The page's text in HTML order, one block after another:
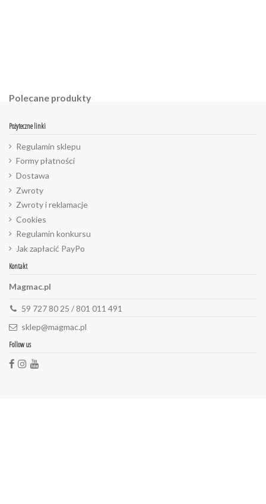
Polecane produkty
Pożyteczne linki
Regulamin sklepu
Formy płatności
Dostawa
Zwroty
Zwroty i reklamacje
Cookies
Regulamin konkursu
Jak zapłacić PayPo
Kontakt
Magmac.pl
59 727 80 25 / 801 011 491
sklep@magmac.pl
Follow us